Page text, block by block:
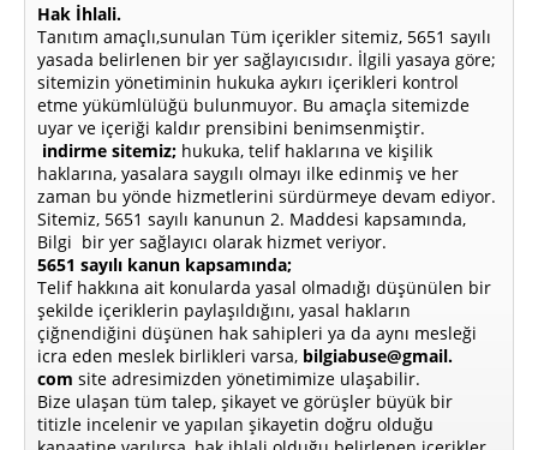
Hak İhlali.
Tanıtım amaçlı,sunulan Tüm içerikler sitemiz, 5651 sayılı
yasada belirlenen bir yer sağlayıcısıdır. İlgili yasaya göre;
sitemizin yönetiminin hukuka aykırı içerikleri kontrol
etme yükümlülüğü bulunmuyor. Bu amaçla sitemizde
uyar ve içeriği kaldır prensibini benimsenmiştir.
indirme sitemiz; hukuka, telif haklarına ve kişilik
haklarına, yasalara saygılı olmayı ilke edinmiş ve her
zaman bu yönde hizmetlerini sürdürmeye devam ediyor.
Sitemiz, 5651 sayılı kanunun 2. Maddesi kapsamında,
Bilgi bir yer sağlayıcı olarak hizmet veriyor.
5651 sayılı kanun kapsamında;
Telif hakkına ait konularda yasal olmadığı düşünülen bir
şekilde içeriklerin paylaşıldığını, yasal hakların
çiğnendiğini düşünen hak sahipleri ya da aynı mesleği
icra eden meslek birlikleri varsa, bilgiabuse@gmail.
com site adresimizden yönetimimize ulaşabilir.
Bize ulaşan tüm talep, şikayet ve görüşler büyük bir
titizle incelenir ve yapılan şikayetin doğru olduğu